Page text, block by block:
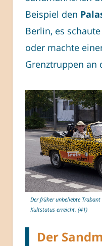
Beispiel den
Berlin, es
oder machte
Grenztruppen an
Der früher unbeliebte Trabant
Kultstatus erreicht. (#1)
Der